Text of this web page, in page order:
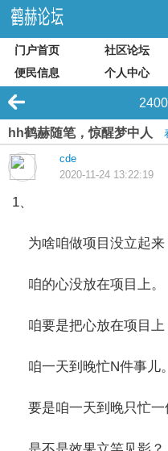
门户首页 社区论坛
便民信息
个人中心
hh鹤赫随笔，惊醒梦中人
cde
2020-11-24 13:22:19
1、
为啥咱做项目没立起来
咱的心没放在项目上。
咱要是把心放在项目上
咱一天到晚忙N件事儿。
要是咱一天到晚只忙一